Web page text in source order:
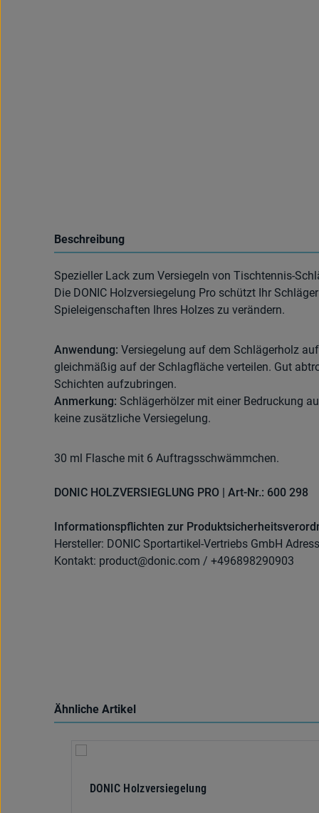
Beschreibung
Spezieller Lack zum Versiegeln von Tischtennis-
Die DONIC Holzversiegelung Pro schützt Ihr
Spieleigenschaften Ihres Holzes zu verändern.
Anwendung: Versiegelung auf dem Schlägerholz
gleichmäßig auf der Schlagfläche verteilen. Gut
Schichten aufzubringen.
Anmerkung: Schlägerhölzer mit einer Bedruckung
keine zusätzliche Versiegelung.
30 ml Flasche mit 6 Auftragsschwämmchen.
DONIC HOLZVERSIEGLUNG PRO | Art-Nr.: 600 298
Informationspflichten zur
Hersteller: DONIC Sportartikel-Vertriebs GmbH
Kontakt: product@donic.com / +496898290903
Ähnliche Artikel
Produktgalerie überspringen
DONIC Holzversiegelung